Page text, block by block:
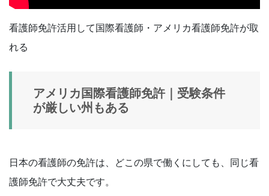
看護師免許活用して国際看護師・アメリカ看護師免許が取
れる
アメリカ国際看護師免許｜受験条件
が厳しい州もある
日本の看護師の免許は、どこの県で働くにしても、同じ看
護師免許で大丈夫です。